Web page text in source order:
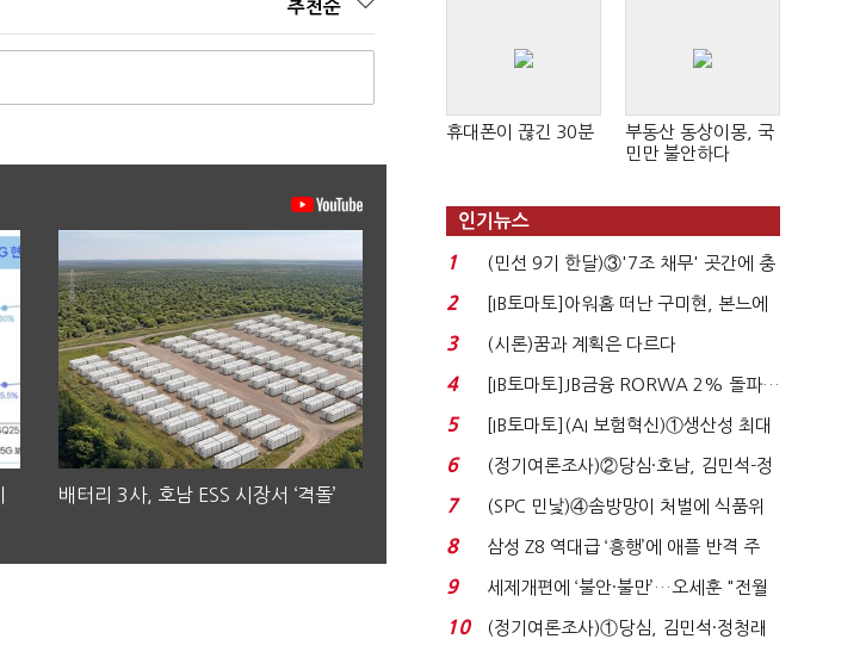
추천순
배터리 3사, 호남 ESS 시장서 ‘격돌’
휴대폰이 끊긴 30분
부동산 동상이몽, 국
민만 불안하다
인기뉴스
1
(민선 9기 한달)③'7조 채무' 곳간에 충
격…추미애, 20년...
2
[IB토마토]아워홈 떠난 구미현, 본느에
340억 베팅…가...
3 (시론)꿈과 계획은 다르다
4
[IB토마토]JB금융 RORWA 2% 돌파…
실적 견인은 은행 ...
5
[IB토마토](AI 보험혁신)①생산성 최대
80% 개선…현실...
6
(정기여론조사)②당심·호남, 김민석-정
청래 '초접전'...
7
(SPC 민낯)④솜방망이 처벌에 식품위
생법 위반 반복...
8
삼성 Z8 역대급 ‘흥행’에 애플 반격 주
목…9월 ‘폴...
9
세제개편에 ‘불안·불만’…오세훈 "전월
세 구하기 더 ...
10
(정기여론조사)①당심, 김민석·정청래